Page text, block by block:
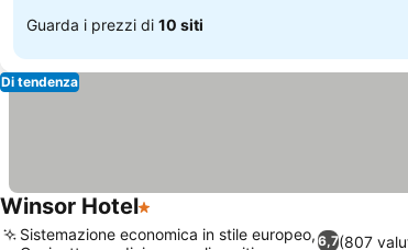
Guarda i prezzi di 10 siti
Di tendenza
Winsor Hotel1 Stelle
6,7(807
Sistemazione economica in stile europeo,